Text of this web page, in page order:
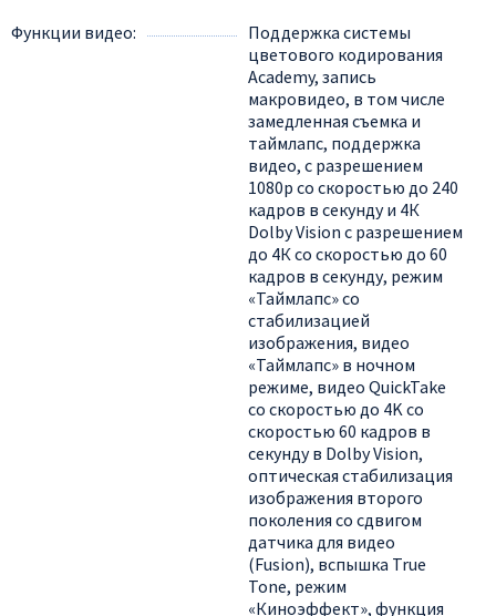
Функции видео
Поддержка системы
цветового кодирования
Academy, запись
макровидео, в том числе
замедленная съемка и
таймлапс, поддержка
видео, с разрешением
1080р со скоростью до 240
кадров в секунду и 4К
Dolby Vision с разрешением
до 4К со скоростью до 60
кадров в секунду, режим
«Таймлапс» со
стабилизацией
изображения, видео
«Таймлапс» в ночном
режиме, видео QuickTake
со скоростью до 4K со
скоростью 60 кадров в
секунду в Dolby Vision,
оптическая стабилизация
изображения второго
поколения со сдвигом
датчика для видео
(Fusion), вспышка True
Tone, режим
«Киноэффект», функция